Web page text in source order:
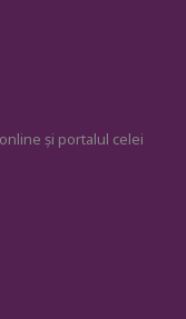
și portalul celei